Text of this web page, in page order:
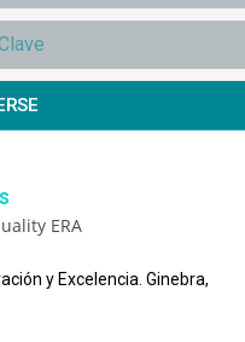
y Excelencia. Ginebra,